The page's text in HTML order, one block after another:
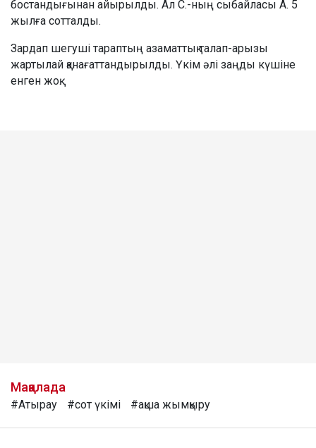
бостандығынан айырылды. Ал С.-ның сыбайласы А. 5
жылға сотталды.
Зардап шегуші тараптың азаматтық талап-арызы
жартылай қанағаттандырылды. Үкім әлі заңды күшіне
енген жоқ.
Мақалада
#Атырау #сот үкімі #ақша жымқыру